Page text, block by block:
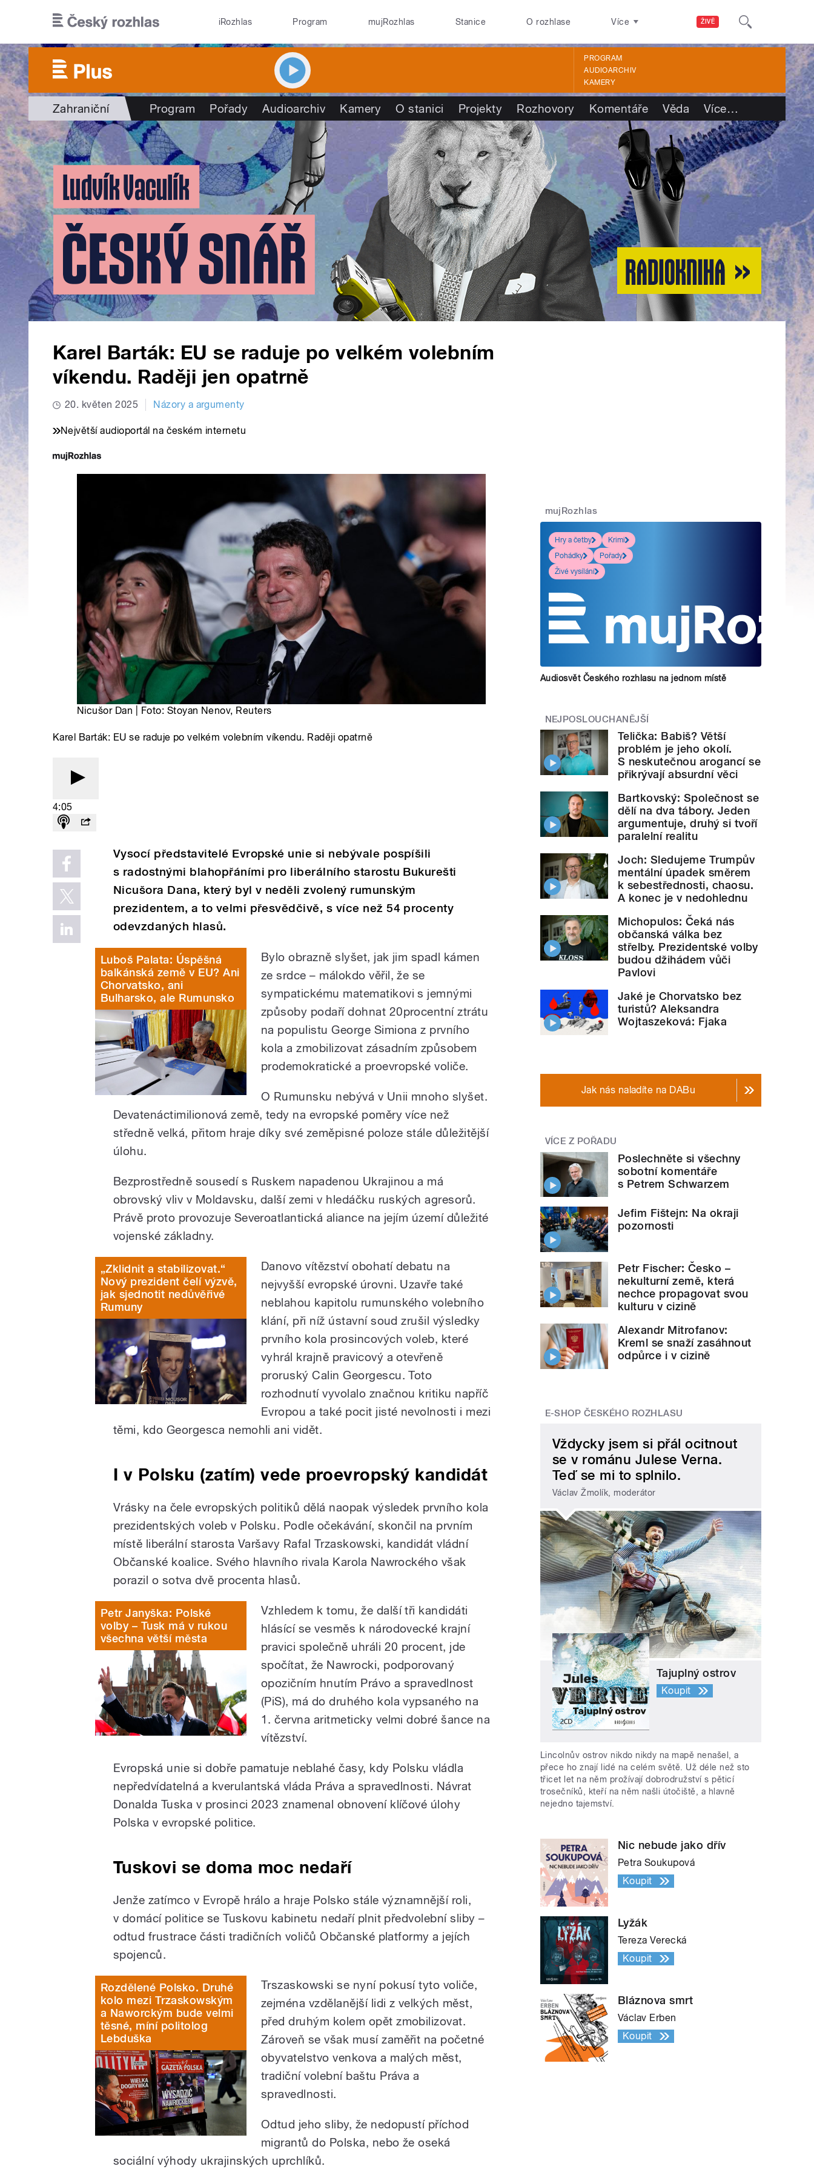
ŽIVĚ
iRozhlas Program mujRozhlas Stanice O rozhlase Více
PROGRAM
AUDIOARCHIV
KAMERY
Zahraniční Program Pořady Audioarchiv Kamery O stanici Projekty Rozhovory Komentáře Věda Více…
Karel Barták: EU se raduje po velkém volebním
víkendu. Raději jen opatrně
20. květen 2025 Názory a argumenty
Největší audioportál na českém internetu
Nicušor Dan | Foto: Stoyan Nenov, Reuters
Karel Barták: EU se raduje po velkém volebním víkendu. Raději opatrně
4:05
Vysocí představitelé Evropské unie si nebývale pospíšili
s radostnými blahopřáními pro liberálního starostu Bukurešti
Nicušora Dana, který byl v neděli zvolený rumunským
prezidentem, a to velmi přesvědčivě, s více než 54 procenty
odevzdaných hlasů.
Luboš Palata: Úspěšná
balkánská země v EU? Ani
Chorvatsko, ani
Bulharsko, ale Rumunsko
Bylo obrazně slyšet, jak jim spadl kámen
ze srdce – málokdo věřil, že se
sympatickému matematikovi s jemnými
způsoby podaří dohnat 20procentní ztrátu
na populistu George Simiona z prvního
kola a zmobilizovat zásadním způsobem
prodemokratické a proevropské voliče.
O Rumunsku nebývá v Unii mnoho slyšet.
Devatenáctimilionová země, tedy na evropské poměry více než
středně velká, přitom hraje díky své zeměpisné poloze stále důležitější
úlohu.
Bezprostředně sousedí s Ruskem napadenou Ukrajinou a má
obrovský vliv v Moldavsku, další zemi v hledáčku ruských agresorů.
Právě proto provozuje Severoatlantická aliance na jejím území důležité
vojenské základny.
„Zklidnit a stabilizovat.“
Nový prezident čelí výzvě,
jak sjednotit nedůvěřivé
Rumuny
Danovo vítězství obohatí debatu na
nejvyšší evropské úrovni. Uzavře také
neblahou kapitolu rumunského volebního
klání, při níž ústavní soud zrušil výsledky
prvního kola prosincových voleb, které
vyhrál krajně pravicový a otevřeně
proruský Calin Georgescu. Toto
rozhodnutí vyvolalo značnou kritiku napříč
Evropou a také pocit jisté nevolnosti i mezi
těmi, kdo Georgesca nemohli ani vidět.
I v Polsku (zatím) vede proevropský kandidát
Vrásky na čele evropských politiků dělá naopak výsledek prvního kola
prezidentských voleb v Polsku. Podle očekávání, skončil na prvním
místě liberální starosta Varšavy Rafal Trzaskowski, kandidát vládní
Občanské koalice. Svého hlavního rivala Karola Nawrockého však
porazil o sotva dvě procenta hlasů.
Petr Janyška: Polské
volby – Tusk má v rukou
všechna větší města
Vzhledem k tomu, že další tři kandidáti
hlásící se vesměs k národovecké krajní
pravici společně uhráli 20 procent, jde
spočítat, že Nawrocki, podporovaný
opozičním hnutím Právo a spravedlnost
(PiS), má do druhého kola vypsaného na
1. června aritmeticky velmi dobré šance na
vítězství.
Evropská unie si dobře pamatuje neblahé časy, kdy Polsku vládla
nepředvídatelná a kverulantská vláda Práva a spravedlnosti. Návrat
Donalda Tuska v prosinci 2023 znamenal obnovení klíčové úlohy
Polska v evropské politice.
Tuskovi se doma moc nedaří
Jenže zatímco v Evropě hrálo a hraje Polsko stále významnější roli,
v domácí politice se Tuskovu kabinetu nedaří plnit předvolební sliby –
odtud frustrace části tradičních voličů Občanské platformy a jejích
spojenců.
Rozdělené Polsko. Druhé
kolo mezi Trzaskowským
a Naworckým bude velmi
těsné, míní politolog
Lebduška
Trszaskowski se nyní pokusí tyto voliče,
zejména vzdělanější lidi z velkých měst,
před druhým kolem opět zmobilizovat.
Zároveň se však musí zaměřit na početné
obyvatelstvo venkova a malých měst,
tradiční volební baštu Práva a
spravedlnosti.
Odtud jeho sliby, že nedopustí příchod
migrantů do Polska, nebo že oseká
sociální výhody ukrajinských uprchlíků.
mujRozhlas
Hry a četby
Krimi
Pohádky
Pořady
Živé vysílání
Audiosvět Českého rozhlasu na jednom místě
NEJPOSLOUCHANĚJŠÍ
Telička: Babiš? Větší
problém je jeho okolí.
S neskutečnou arogancí se
přikrývají absurdní věci
Bartkovský: Společnost se
dělí na dva tábory. Jeden
argumentuje, druhý si tvoří
paralelní realitu
Joch: Sledujeme Trumpův
mentální úpadek směrem
k sebestřednosti, chaosu.
A konec je v nedohlednu
Michopulos: Čeká nás
občanská válka bez
střelby. Prezidentské volby
budou džihádem vůči
Pavlovi
Jaké je Chorvatsko bez
turistů? Aleksandra
Wojtaszeková: Fjaka
Jak nás naladíte na DABu
VÍCE Z POŘADU
Poslechněte si všechny
sobotní komentáře
s Petrem Schwarzem
Jefim Fištejn: Na okraji
pozornosti
Petr Fischer: Česko –
nekulturní země, která
nechce propagovat svou
kulturu v cizině
Alexandr Mitrofanov:
Kreml se snaží zasáhnout
odpůrce i v cizině
E-SHOP ČESKÉHO ROZHLASU
Vždycky jsem si přál ocitnout
se v románu Julese Verna.
Teď se mi to splnilo.
Václav Žmolík, moderátor
Tajuplný ostrov
Koupit
Lincolnův ostrov nikdo nikdy na mapě nenašel, a
přece ho znají lidé na celém světě. Už déle než sto
třicet let na něm prožívají dobrodružství s pěticí
trosečníků, kteří na něm našli útočiště, a hlavně
nejedno tajemství.
Nic nebude jako dřív
Petra Soukupová
Koupit
Lyžák
Tereza Verecká
Koupit
Bláznova smrt
Václav Erben
Koupit